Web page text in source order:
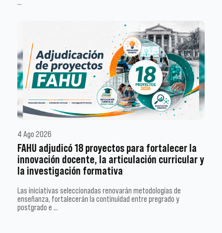
…
4 Ago 2026
FAHU adjudicó 18 proyectos para fortalecer la
innovación docente, la articulación curricular y
la investigación formativa
Las iniciativas seleccionadas renovarán metodologías de
enseñanza, fortalecerán la continuidad entre pregrado y
postgrado e …